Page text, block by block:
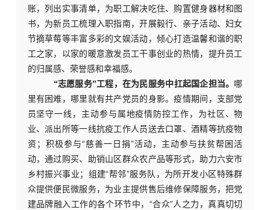
账，列出实事清单，为职工解决吃住、购置健身器材和图
书，为新员工梳理入职指南，开展毅行、亲子活动、妇女
节摘草莓等丰富多彩的文娱活动，倾心打造温馨和谐的职
工之家，以家的暖意激发员工干事创业的热情，提升员工
的归属感、荣誉感和幸福感。
“志愿服务”工程，在为民服务中扛起国企担当。 哪
里有困难，哪里就有共产党员的身影。疫情期间，支部党
员坚守一线，主动参与属地疫情防控工作，为社区、物
业、派出所等一线抗疫工作人员送去口罩、酒精等抗疫物
资；积极参与“慈善一日捐”活动，主动参与扶贫帮困活
动，通过购买、助销山区群众农产品等形式，助力六安市
乡村振兴事业； 组建“帮邻”服务队，为所开发小区特殊群
众提供便民微服务，为业主提供售后维修保障服务，把党
建品牌融入工作的各个环节中， “合众”人之力，真真切切